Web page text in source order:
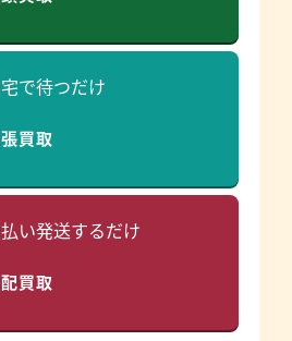
で待つだけ
買取
い発送するだけ
買取